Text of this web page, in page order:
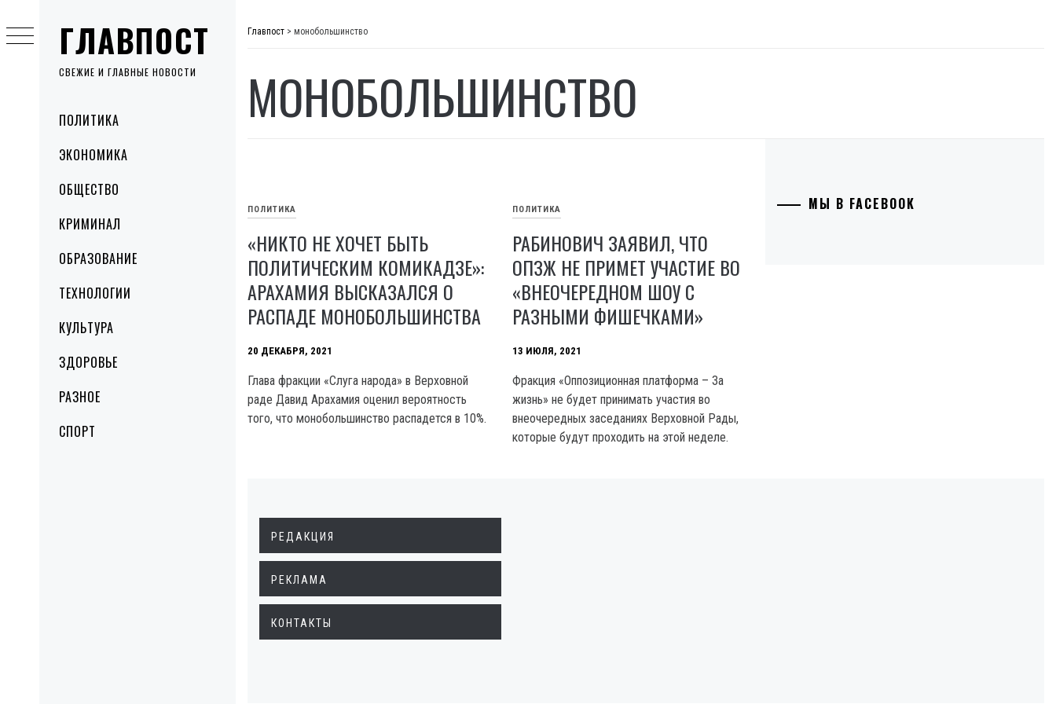
ГЛАВПОСТ
СВЕЖИЕ И ГЛАВНЫЕ НОВОСТИ
MenuПОЛИТИКА
ЭКОНОМИКА
ОБЩЕСТВО
КРИМИНАЛ
ОБРАЗОВАНИЕ
ТЕХНОЛОГИИ
КУЛЬТУРА
ЗДОРОВЬЕ
РАЗНОЕ
СПОРТ
to
content
Главпост > монобольшинство
МОНОБОЛЬШИНСТВО
ПОЛИТИКА
«НИКТО НЕ ХОЧЕТ БЫТЬ
ПОЛИТИЧЕСКИМ КОМИКАДЗЕ»:
АРАХАМИЯ ВЫСКАЗАЛСЯ О
РАСПАДЕ МОНОБОЛЬШИНСТВА
20 ДЕКАБРЯ, 2021
Глава фракции «Слуга народа» в Верховной
раде Давид Арахамия оценил вероятность
того, что монобольшинство распадется в 10%.
ПОЛИТИКА
РАБИНОВИЧ ЗАЯВИЛ, ЧТО
ОПЗЖ НЕ ПРИМЕТ УЧАСТИЕ ВО
«ВНЕОЧЕРЕДНОМ ШОУ С
РАЗНЫМИ ФИШЕЧКАМИ»
13 ИЮЛЯ, 2021
Фракция «Оппозиционная платформа – За
жизнь» не будет принимать участия во
внеочередных заседаниях Верховной Рады,
которые будут проходить на этой неделе.
МЫ В FACEBOOK
РЕДАКЦИЯ
РЕКЛАМА
КОНТАКТЫ